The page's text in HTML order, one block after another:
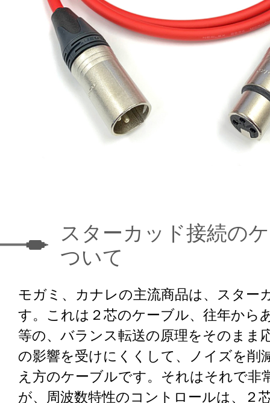
スターカッド接続の
ついて
モガミ、カナレの主流商品は、スター
す。これは２芯のケーブル、往年から
等の、バランス転送の原理をそのまま
の影響を受けにくくして、ノイズを削
え方のケーブルです。それはそれで非
が、周波数特性のコントロールは、２